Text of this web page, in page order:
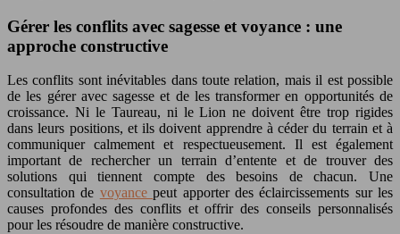
Gérer les conflits avec sagesse et voyance : une
approche constructive
Les conflits sont inévitables dans toute relation, mais il est possible
de les gérer avec sagesse et de les transformer en opportunités de
croissance. Ni le Taureau, ni le Lion ne doivent être trop rigides
dans leurs positions, et ils doivent apprendre à céder du terrain et à
communiquer calmement et respectueusement. Il est également
important de rechercher un terrain d’entente et de trouver des
solutions qui tiennent compte des besoins de chacun. Une
consultation de voyancepeut apporter des éclaircissements sur les
causes profondes des conflits et offrir des conseils personnalisés
pour les résoudre de manière constructive.